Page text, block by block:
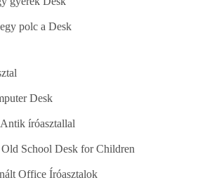
polc a Desk
Desk
íróasztallal
School Desk for Children
Office Íróasztalok